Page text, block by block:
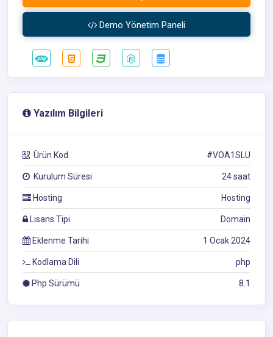
Demo Yönetim Paneli
Yazılım Bilgileri
Ürün Kod #VOA1SLU
Kurulum Süresi 24 saat
Hosting Hosting
Lisans Tipi Domain
Eklenme Tarihi 1 Ocak 2024
Kodlama Dili php
Php Sürümü 8.1